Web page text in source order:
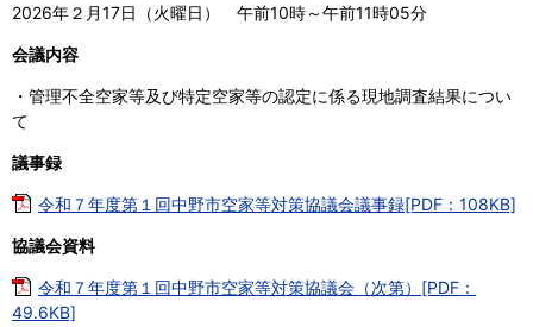
2026年２月17日（火曜日） 午前10時～午前11時05分
会議内容
・管理不全空家等及び特定空家等の認定に係る現地調査結果につい
て
議事録
令和７年度第１回中野市空家等対策協議会議事録[PDF：108KB]
協議会資料
令和７年度第１回中野市空家等対策協議会（次第）[PDF：
49.6KB]